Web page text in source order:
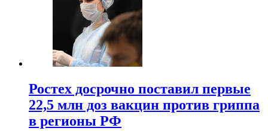
Ростех досрочно поставил первые
22,5 млн доз вакцин против гриппа
в регионы РФ